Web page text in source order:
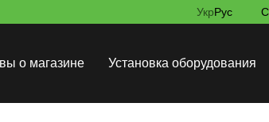
УкрРус
о магазине Установка оборудования